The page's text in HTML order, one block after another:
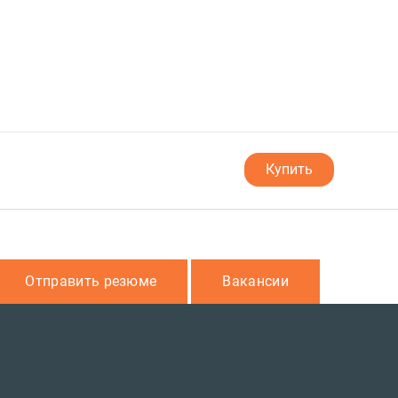
Купить
Отправить резюме Вакансии